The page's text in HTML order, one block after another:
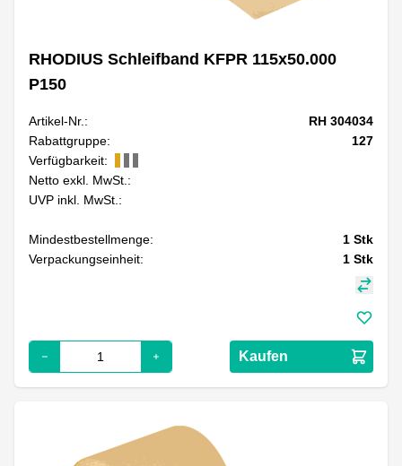
RHODIUS Schleifband KFPR 115x50.000
P150
Artikel-Nr.:
RH 304034
Rabattgruppe:
127
Verfügbarkeit:
Netto exkl. MwSt.:
UVP inkl. MwSt.:
Mindestbestellmenge: 1 Stk
Verpackungseinheit:
1 Stk
Kaufen